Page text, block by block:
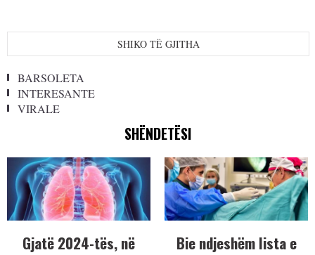
SHIKO TË GJITHA
BARSOLETA
INTERESANTE
VIRALE
SHËNDETËSI
Gjatë 2024-tës, në
Bie ndjeshëm lista e